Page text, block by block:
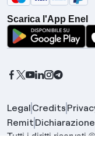
Global Trading
Global
Gridspertise
Scarica l'App Enel
Legal Credits
Remit
Tutti i diritti riservati